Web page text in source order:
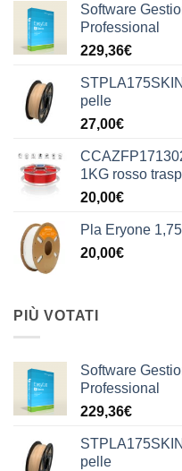
Software
Professional
229,36€
pelle
27,00€
1KG rosso
20,00€
Pla Eryone
20,00€
PIÙ VOTATI
Software
Professional
229,36€
pelle